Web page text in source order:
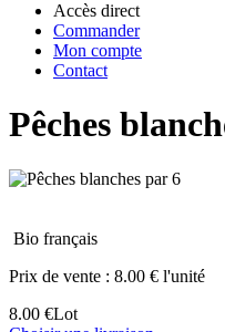
Accès direct
Commander
Mon compte
Contact
Pêches
Bio français
Prix de vente : 8.00 € l'unité
8.00 €Lot